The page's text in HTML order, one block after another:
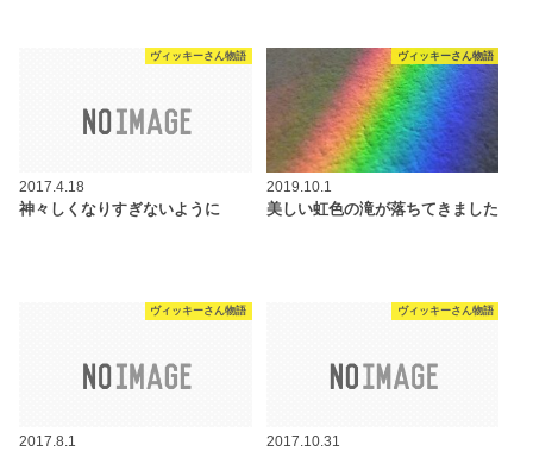
ヴィッキーさん物語
2017.4.18
神々しくなりすぎないように
ヴィッキーさん物語
2019.10.1
美しい虹色の滝が落ちてきました
ヴィッキーさん物語
2017.8.1
ヴィッキーさん物語
2017.10.31